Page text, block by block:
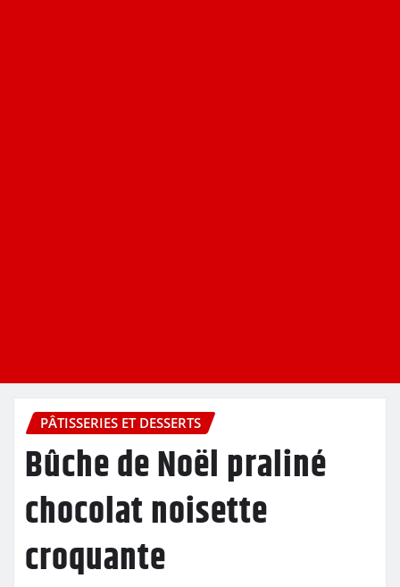
PÂTISSERIES ET DESSERTS
Bûche de Noël praliné
chocolat noisette
croquante